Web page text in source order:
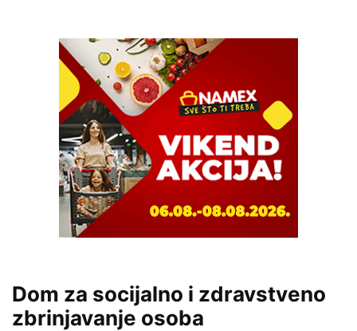
Dom za socijalno i zdravstveno
zbrinjavanje osoba